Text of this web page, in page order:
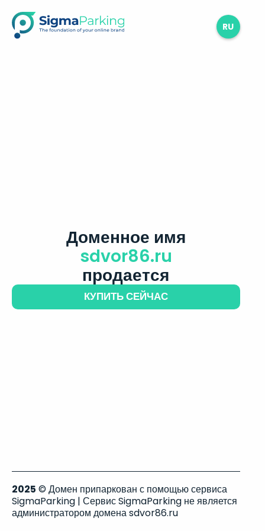
RU
Доменное имя
sdvor86.ru
продается
КУПИТЬ СЕЙЧАС
2025 © Домен припаркован с помощью сервиса
SigmaParking | Сервис SigmaParking не является
администратором домена sdvor86.ru